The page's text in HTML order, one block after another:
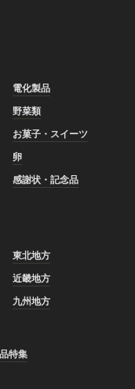
電化製品
野菜類
お菓子・スイーツ
卵
感謝状・記念品
東北地方
近畿地方
九州地方
特集